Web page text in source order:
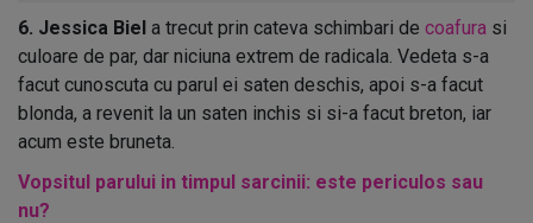
6. Jessica Biel a trecut prin cateva schimbari de coafura si
culoare de par, dar niciuna extrem de radicala. Vedeta s-a
facut cunoscuta cu parul ei saten deschis, apoi s-a facut
blonda, a revenit la un saten inchis si si-a facut breton, iar
acum este bruneta.
Vopsitul parului in timpul sarcinii: este periculos sau
nu?